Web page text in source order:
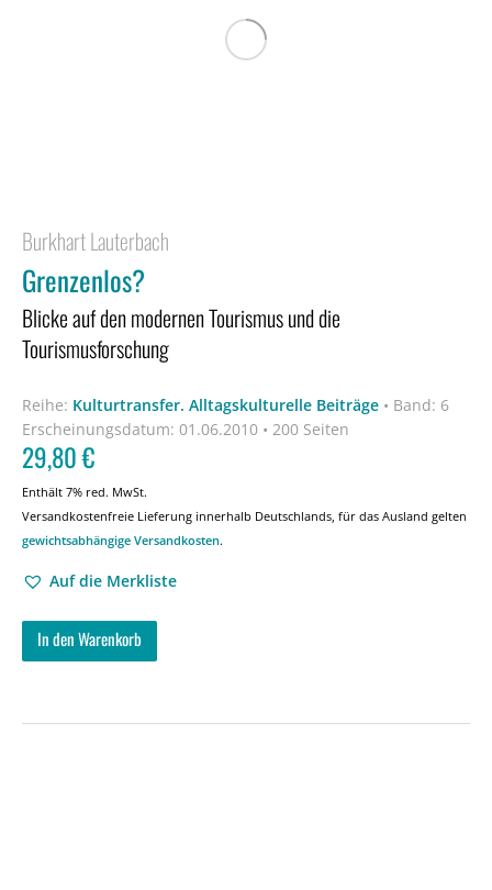
Burkhart Lauterbach
Grenzenlos?
Blicke auf den modernen Tourismus und die
Tourismusforschung
Reihe: Kulturtransfer. Alltagskulturelle Beiträge • Band: 6
Erscheinungsdatum: 01.06.2010 • 200 Seiten
29,80€
Enthält 7% red. MwSt.
Versandkostenfreie Lieferung innerhalb Deutschlands, für das Ausland gelten
gewichtsabhängige Versandkosten.
Auf die Merkliste
In den Warenkorb